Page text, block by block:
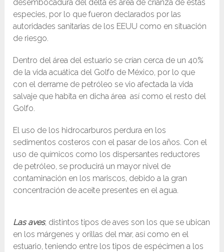
desembocadura del delta es área de crianza de estas
especies, por lo que fueron declarados por las
autoridades sanitarias de los EEUU como en situación
de riesgo.
Dentro del área del estuario se crían cerca de un 40%
de la vida acuática del Golfo de México, por lo que
con el derrame de petróleo se vio afectada la vida
salvaje que habita en dicha área así como el resto del
Golfo.
El uso de los hidrocarburos perdura en los
sedimentos costeros con el pasar de los años. Con el
uso de químicos como los dispersantes reductores
de petróleo, se producirá un mayor nivel de
contaminación en los mariscos, debido a la gran
concentración de aceite presentes en el agua.
Las aves, distintos tipos de aves son los que se ubican
en los márgenes y orillas del mar, así como en el
estuario, teniendo entre los tipos de espécimen a los